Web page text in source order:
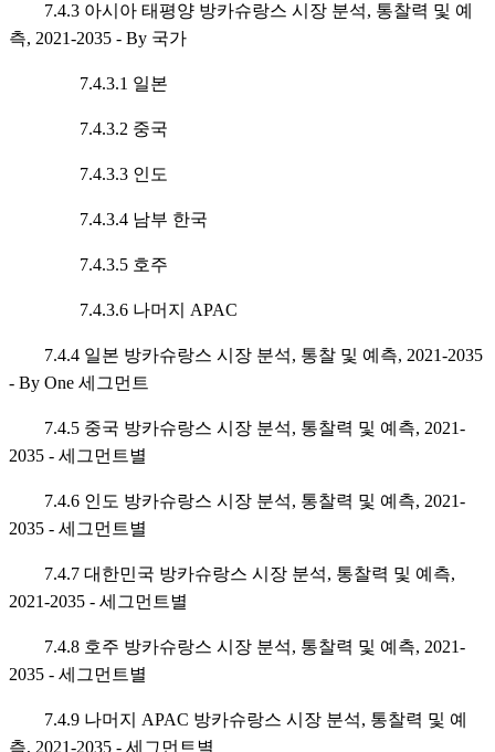
7.4.3 아시아 태평양 방카슈랑스 시장 분석, 통찰력 및 예
측, 2021-2035 - By 국가
7.4.3.1 일본
7.4.3.2 중국
7.4.3.3 인도
7.4.3.4 남부 한국
7.4.3.5 호주
7.4.3.6 나머지 APAC
7.4.4 일본 방카슈랑스 시장 분석, 통찰 및 예측, 2021-2035
- By One 세그먼트
7.4.5 중국 방카슈랑스 시장 분석, 통찰력 및 예측, 2021-
2035 - 세그먼트별
7.4.6 인도 방카슈랑스 시장 분석, 통찰력 및 예측, 2021-
2035 - 세그먼트별
7.4.7 대한민국 방카슈랑스 시장 분석, 통찰력 및 예측,
2021-2035 - 세그먼트별
7.4.8 호주 방카슈랑스 시장 분석, 통찰력 및 예측, 2021-
2035 - 세그먼트별
7.4.9 나머지 APAC 방카슈랑스 시장 분석, 통찰력 및 예
측, 2021-2035 - 세그먼트별